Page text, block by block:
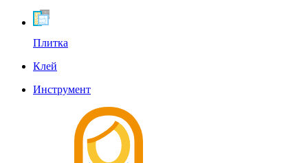
Плитка
Клей
Инструмент